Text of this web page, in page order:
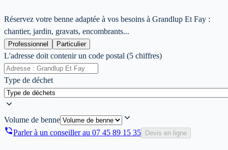
Réservez votre benne adaptée à vos besoins à Grandlup Et Fay :
chantier, jardin, gravats, encombrants...
Professionnel Particulier
L'adresse doit contenir un code postal (5 chiffres)
Type de déchet
Volume de benne
Parler à un conseiller au 07 45 89 15 35 Devis en ligne